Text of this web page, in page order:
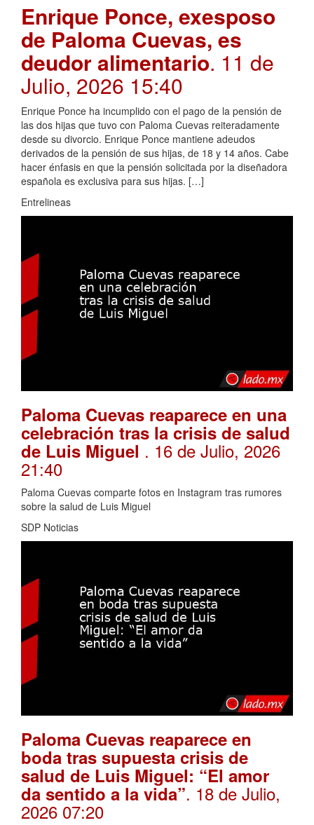
Enrique Ponce, exesposo
de Paloma Cuevas, es
deudor alimentario. 11 de
Julio, 2026 15:40
Enrique Ponce ha incumplido con el pago de la pensión de
las dos hijas que tuvo con Paloma Cuevas reiteradamente
desde su divorcio. Enrique Ponce mantiene adeudos
derivados de la pensión de sus hijas, de 18 y 14 años. Cabe
hacer énfasis en que la pensión solicitada por la diseñadora
española es exclusiva para sus hijas. […]
Entrelineas
Paloma Cuevas reaparece en una
celebración tras la crisis de salud
de Luis Miguel . 16 de Julio, 2026
21:40
Paloma Cuevas comparte fotos en Instagram tras rumores
sobre la salud de Luis Miguel
SDP Noticias
Paloma Cuevas reaparece en
boda tras supuesta crisis de
salud de Luis Miguel: “El amor
da sentido a la vida”. 18 de Julio,
2026 07:20